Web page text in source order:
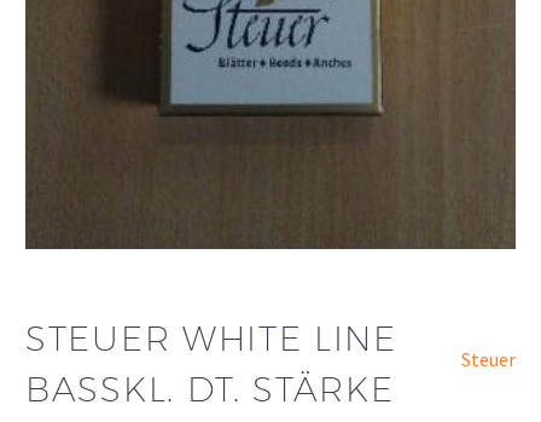
STEUER WHITE LINE
BASSKL. DT. STÄRKE
Steuer